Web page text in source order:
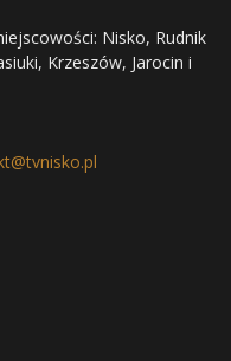
Nisko, Rudnik
Krzeszów, Jarocin i